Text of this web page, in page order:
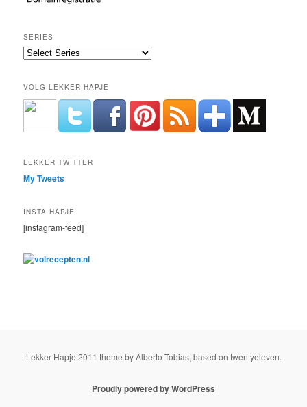
SERIES
VOLG LEKKER HAPJE
LEKKER TWITTER
My Tweets
INSTA HAPJE
[instagram-feed]
Lekker Hapje 2011 theme by Alberto Tobias, based on twentyeleven.
Proudly powered by WordPress